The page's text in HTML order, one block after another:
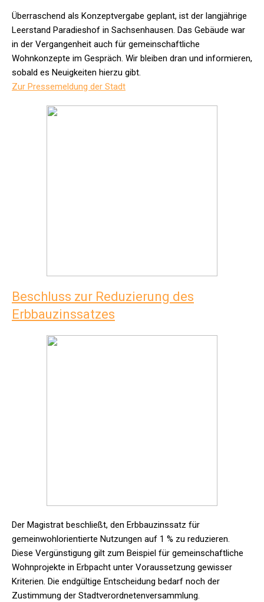
Überraschend als Konzeptvergabe geplant, ist der langjährige
Leerstand Paradieshof in Sachsenhausen. Das Gebäude war
in der Vergangenheit auch für gemeinschaftliche
Wohnkonzepte im Gespräch. Wir bleiben dran und informieren,
sobald es Neuigkeiten hierzu gibt.
Zur Pressemeldung der Stadt
Beschluss zur Reduzierung des
Erbbauzinssatzes
Der Magistrat beschließt, den Erbbauzinssatz für
gemeinwohlorientierte Nutzungen auf 1 % zu reduzieren.
Diese Vergünstigung gilt zum Beispiel für gemeinschaftliche
Wohnprojekte in Erbpacht unter Voraussetzung gewisser
Kriterien. Die endgültige Entscheidung bedarf noch der
Zustimmung der Stadtverordnetenversammlung.